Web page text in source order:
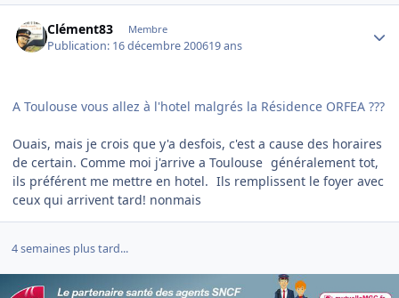
Clément83 Membre
Publication: 16 décembre 200619 ans
A Toulouse vous allez à l'hotel malgrés la Résidence ORFEA ???
Ouais, mais je crois que y'a desfois, c'est a cause des horaires
de certain. Comme moi j'arrive a Toulouse généralement tot,
ils préférent me mettre en hotel. Ils remplissent le foyer avec
ceux qui arrivent tard! nonmais
4 semaines plus tard...